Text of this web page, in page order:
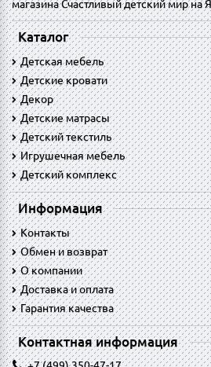
Каталог
Детская мебель
Детские кровати
Декор
Детские матрасы
Детский текстиль
Игрушечная мебель
Детский комплекс
Информация
Контакты
Обмен и возврат
O компании
Доставка и оплата
Гарантия качества
Контактная информация